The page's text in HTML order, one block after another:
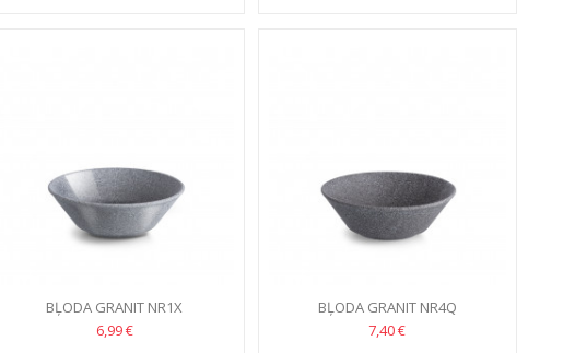
BĻODA GRANIT NR1X
6,99 €
BĻODA GRANIT NR4Q
7,40 €